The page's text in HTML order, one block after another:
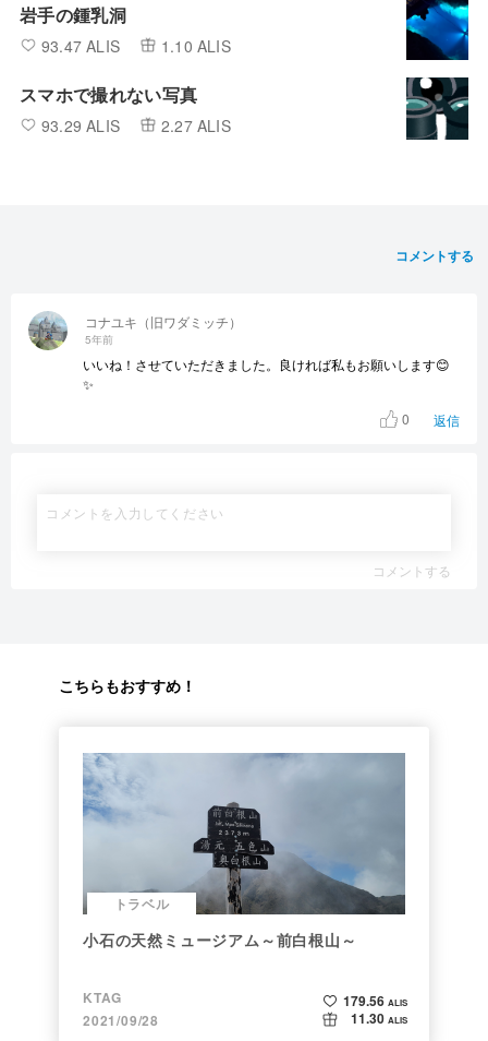
岩手の鍾乳洞
93.47 ALIS 1.10 ALIS
スマホで撮れない写真
93.29 ALIS 2.27 ALIS
コメントする
コナユキ（旧ワダミッチ）
5年前
いいね！させていただきました。良ければ私もお願いします😊
✨
0
返信
コメントする
こちらもおすすめ！
トラベル
小石の天然ミュージアム～前白根山～
KTAG
2021/09/28
179.56 ALIS
11.30 ALIS